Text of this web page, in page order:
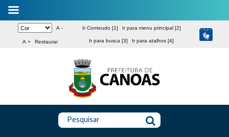
A -
A + Restaurar
Ir Conteudo [1] Ir para menu principal [2]
Ir para busca [3] Ir para atalhos [4]
Pesquisar